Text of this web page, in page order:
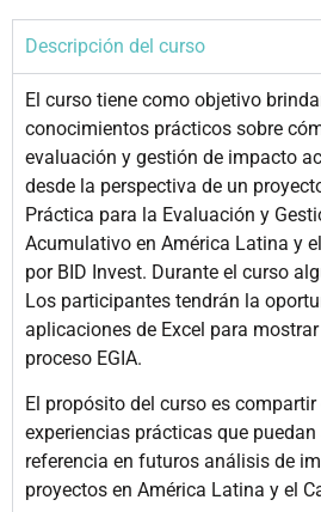
Descripción del curso
El curso tiene como objetivo
conocimientos prácticos sobre
evaluación y gestión de impacto
desde la perspectiva de un
Práctica para la Evaluación y
Acumulativo en América Latina y
por BID Invest. Durante el curso
Los participantes tendrán la
aplicaciones de Excel para
proceso EGIA.
El propósito del curso es
experiencias prácticas que
referencia en futuros análisis de
proyectos en América Latina y el